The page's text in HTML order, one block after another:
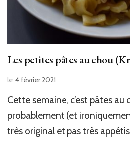
Les petites pâtes au chou
le 4 février 2021
Cette semaine, c’est pâtes au
probablement (et
très original et pas très